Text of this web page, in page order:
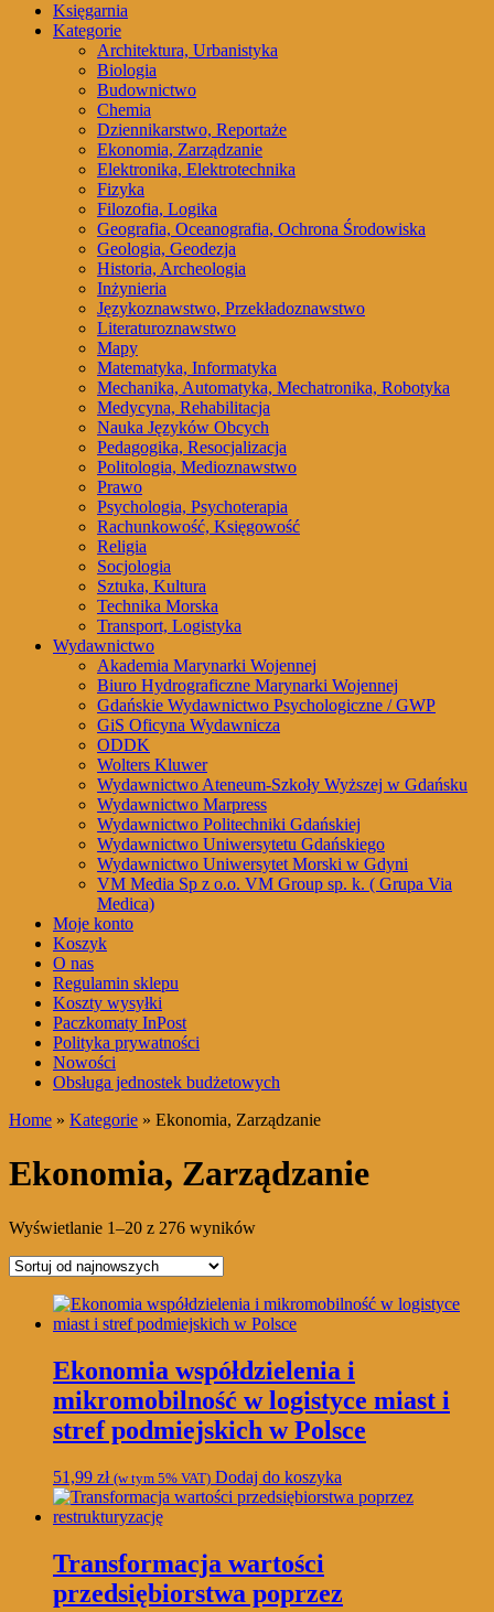
Księgarnia
Kategorie
Architektura, Urbanistyka
Biologia
Budownictwo
Chemia
Dziennikarstwo, Reportaże
Ekonomia, Zarządzanie
Elektronika, Elektrotechnika
Fizyka
Filozofia, Logika
Geografia, Oceanografia, Ochrona Środowiska
Geologia, Geodezja
Historia, Archeologia
Inżynieria
Językoznawstwo, Przekładoznawstwo
Literaturoznawstwo
Mapy
Matematyka, Informatyka
Mechanika, Automatyka, Mechatronika, Robotyka
Medycyna, Rehabilitacja
Nauka Języków Obcych
Pedagogika, Resocjalizacja
Politologia, Medioznawstwo
Prawo
Psychologia, Psychoterapia
Rachunkowość, Księgowość
Religia
Socjologia
Sztuka, Kultura
Technika Morska
Transport, Logistyka
Wydawnictwo
Akademia Marynarki Wojennej
Biuro Hydrograficzne Marynarki Wojennej
Gdańskie Wydawnictwo Psychologiczne / GWP
GiS Oficyna Wydawnicza
ODDK
Wolters Kluwer
Wydawnictwo Ateneum-Szkoły Wyższej w Gdańsku
Wydawnictwo Marpress
Wydawnictwo Politechniki Gdańskiej
Wydawnictwo Uniwersytetu Gdańskiego
Wydawnictwo Uniwersytet Morski w Gdyni
VM Media Sp z o.o. VM Group sp. k. ( Grupa Via
Medica)
Moje konto
Koszyk
O nas
Regulamin sklepu
Koszty wysyłki
Paczkomaty InPost
Polityka prywatności
Nowości
Obsługa jednostek budżetowych
Home » Kategorie » Ekonomia, Zarządzanie
Ekonomia, Zarządzanie
Wyświetlanie 1–20 z 276 wynikówPosortowane
Ekonomia współdzielenia i
mikromobilność w logistyce miast i
stref podmiejskich w Polsce
51,99 zł (w tym 5% VAT) Dodaj do koszyka
Transformacja wartości
przedsiębiorstwa poprzez